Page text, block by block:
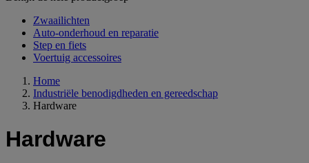
Zwaailichten
Auto-onderhoud en reparatie
Step en fiets
Voertuig accessoires
Home
Industriële benodigdheden en gereedschap
Hardware
Hardware